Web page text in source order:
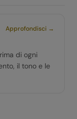
Approfondisci →
di ogni
il tono e le